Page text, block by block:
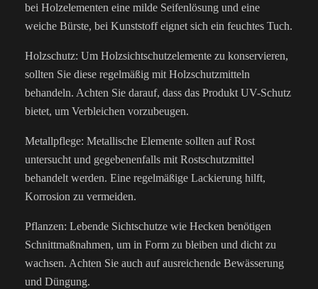
bei Holzelementen eine milde Seifenlösung und eine
weiche Bürste, bei Kunststoff eignet sich ein feuchtes Tuch.
Holzschutz: Um Holzsichtschutzelemente zu konservieren,
sollten Sie diese regelmäßig mit Holzschutzmitteln
behandeln. Achten Sie darauf, dass das Produkt UV-Schutz
bietet, um Verbleichen vorzubeugen.
Metallpflege: Metallische Elemente sollten auf Rost
untersucht und gegebenenfalls mit Rostschutzmittel
behandelt werden. Eine regelmäßige Lackierung hilft,
Korrosion zu vermeiden.
Pflanzen: Lebende Sichtschutze wie Hecken benötigen
Schnittmaßnahmen, um in Form zu bleiben und dicht zu
wachsen. Achten Sie auch auf ausreichende Bewässerung
und Düngung.